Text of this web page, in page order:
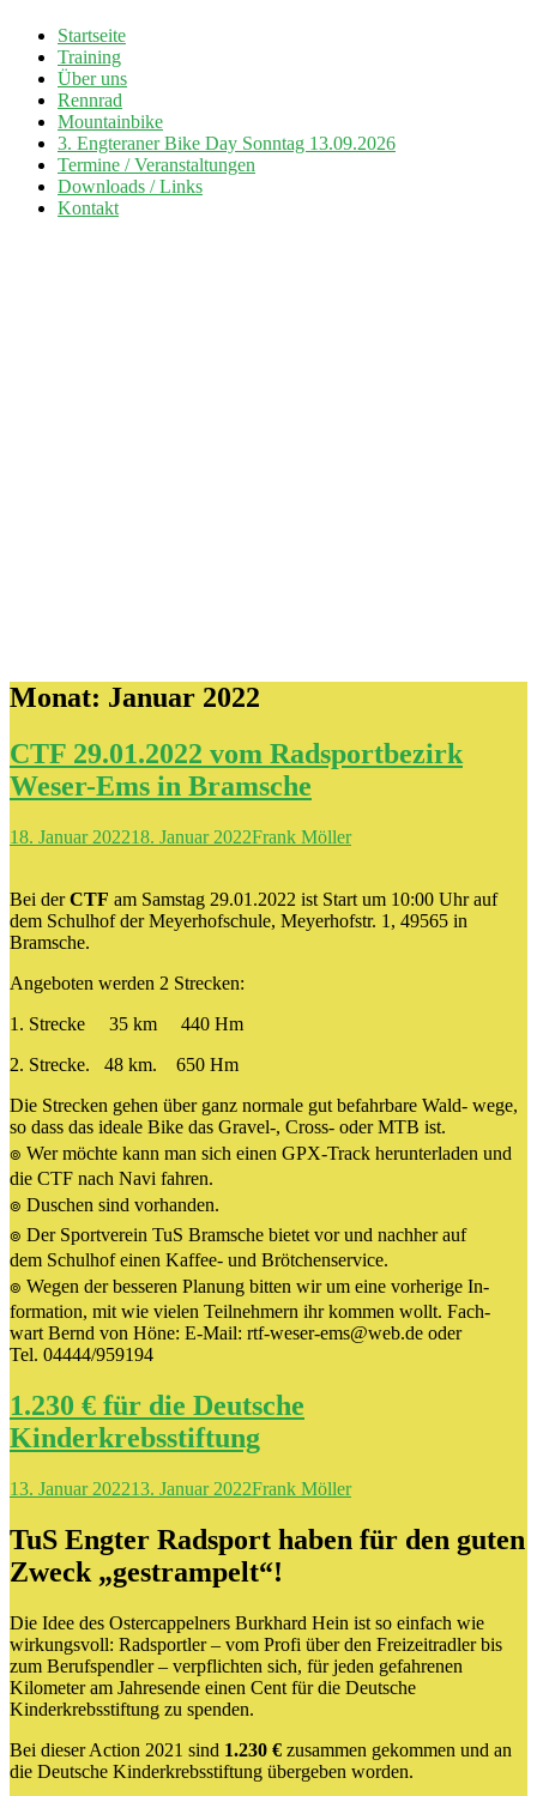
Zum
Inhalt
springen
Radsport TuS Engter
Startseite
Training
Über uns
Rennrad
Mountainbike
3. Engteraner Bike Day Sonntag 13.09.2026
Termine / Veranstaltungen
Downloads / Links
Kontakt
Monat: Januar 2022
CTF 29.01.2022 vom Radsportbezirk
Weser-Ems in Bramsche
18. Januar 202218. Januar 2022Frank Möller
Bei derCTF am Samstag 29.01.2022 ist Start um 10:00 Uhrauf
dem Schulhof der Meyerhofschule, Meyerhofstr. 1 , 49565 in
Bramsche.
Angeboten werden 2 Strecken:
1. Strecke 35 km 440 Hm
2. Strecke. 48 km. 650 Hm
Die Strecken gehen über ganz normale gut befahrbare Wald- wege,
so dass das ideale Bike das Gravel-, Cross- oder MTB ist.
๏ Wer möchte kann man sich einen GPX-Track herunterladen und
die CTF nach Navi fahren.
๏ Duschen sind vorhanden.
๏ Der Sportverein TuS Bramsche bietet vor und nachher auf
dem Schulhof einen Kaffee- und Brötchenservice.
๏ Wegen der besseren Planung bitten wir um eine vorherige In-
formation, mit wie vielen Teilnehmern ihr kommen wollt. Fach-
wart Bernd von Höne: E-Mail: rtf-weser-ems@web.de oder
Tel. 04444/959194
1.230 € für die Deutsche
Kinderkrebsstiftung
13. Januar 202213. Januar 2022Frank Möller
TuS Engter Radsport haben für den guten
Zweck „gestrampelt“!
Die Idee des Ostercappelners Burkhard Hein ist so einfach wie
wirkungsvoll: Radsportler – vom Profi über den Freizeitradler bis
zum Berufspendler – verpflichten sich, für jeden gefahrenen
Kilometer am Jahresende einen Cent für die Deutsche
Kinderkrebsstiftung zu spenden.
Bei dieser Action 2021 sind 1.230 € zusammen gekommen und an
die Deutsche Kinderkrebsstiftung übergeben worden.